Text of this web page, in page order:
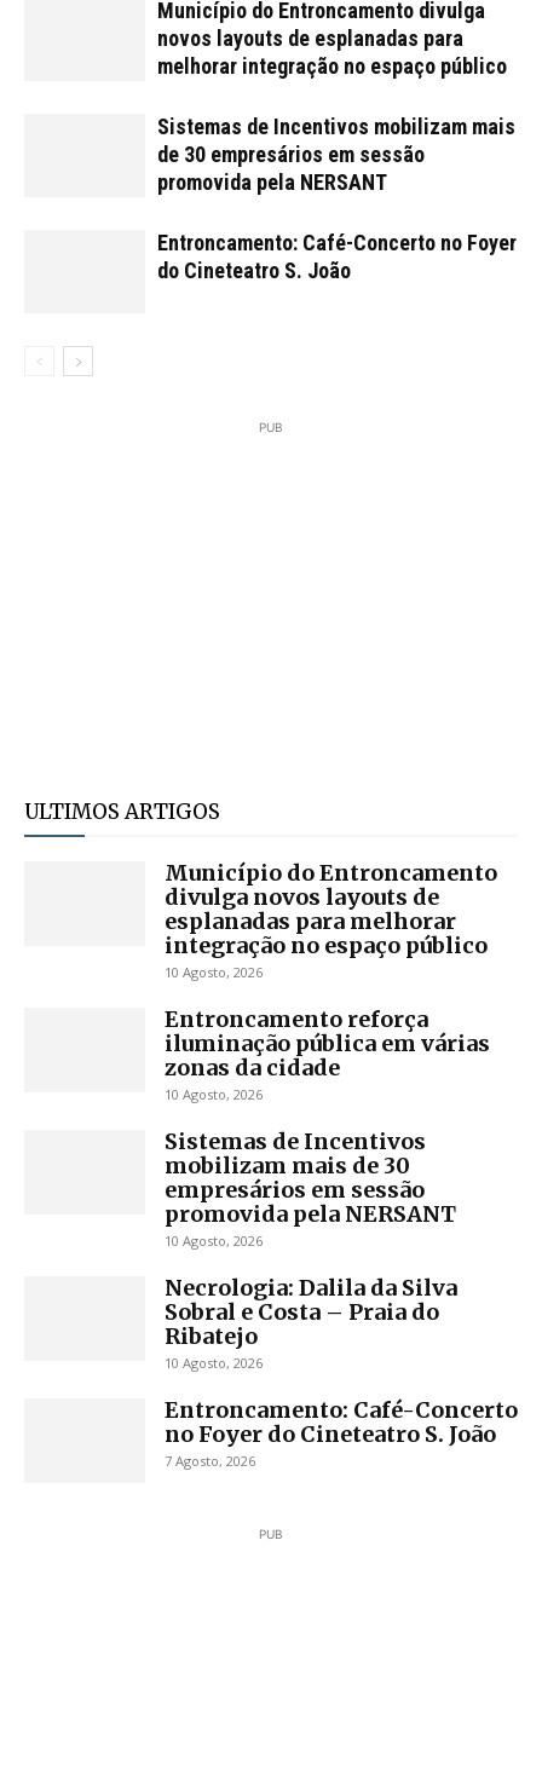
Município do Entroncamento divulga
novos layouts de esplanadas para
melhorar integração no espaço público
Sistemas de Incentivos mobilizam mais
de 30 empresários em sessão
promovida pela NERSANT
Entroncamento: Café-Concerto no Foyer
do Cineteatro S. João
PUB
ULTIMOS ARTIGOS
Município do Entroncamento
divulga novos layouts de
esplanadas para melhorar
integração no espaço público
10 Agosto, 2026
Entroncamento reforça
iluminação pública em várias
zonas da cidade
10 Agosto, 2026
Sistemas de Incentivos
mobilizam mais de 30
empresários em sessão
promovida pela NERSANT
10 Agosto, 2026
Necrologia: Dalila da Silva
Sobral e Costa – Praia do
Ribatejo
10 Agosto, 2026
Entroncamento: Café-Concerto
no Foyer do Cineteatro S. João
7 Agosto, 2026
PUB